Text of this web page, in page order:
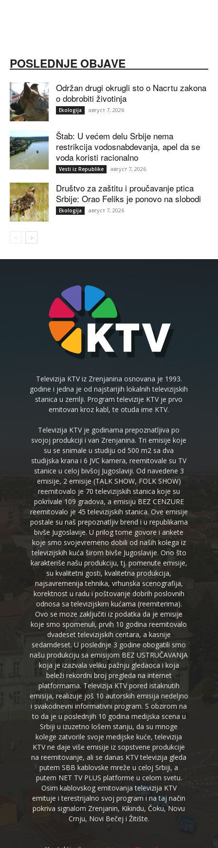
POSLEDNJE OBJAVE
Održan drugi okrugli sto o Nacrtu zakona
o dobrobiti životinja
Ekologija август 7, 2026
Štab: U većem delu Srbije nema
restrikcija vodosnabdevanja, apel da se
voda koristi racionalno
Vesti iz Republike август 7, 2026
Društvo za zaštitu i proučavanje ptica
Srbije: Orao Feliks je ponovo na slobodi
Ekologija август 7, 2026
Televizija KTV iz Zrenjanina osnovana je 1993.
godine i jedna je od najstarijih lokalnih televizijskih
stanica u zemlji. Program televizije KTV je prvo
emitovan kroz kabl, te otuda ime KTV.
Televizija KTV je godinama prepoznatljiva po
svojoj produkciji i van Zrenjanina. Tri emisije koje
su se snimale u studiju od 500 m2 sa dva
studijska krana i 6 JVC kamera, reemitovale su TV
stanice u celoj bivšoj Jugoslaviji. Od navedene 3
emisije, 2 emisije (TALK SHOW, FOLK SHOW)
reemitovalo je 70 televizijskih stanica koje su
pokrivale 109 gradova, a emisiju BEZ CENZURE
reemitovalo je 45 televizijskih stanica. Ove emisije
postale su naš prepoznatljiv brend i u republikama
bivše Jugoslavije. U prilog tome govore i ankete
koje smo svojevremeno dobili od naših kolega iz
televizijskih kuća širom bivše Jugoslavije. Ono što
karakteriše našu produkciju, tj. pomenute emisije,
su kvalitetni gosti, kvalitetna produkcija,
najsavremenija tehnika, vrhunska scenografija,
korektnost u radu i poštovanje dobrih poslovnih
odnosa sa televizijskim kućama (reemiterima).
Ovo se moze zaključiti iz podatka da je emisije
koje smo spomenuli, prvih 10 godina reemitovalo
dvadeset televizijskih centara, a kasnije
sedamdeset. U poslednje 3 godine obogatili smo
našu produkciju sa emisijom BEZ USTRUČAVANJA
koja je izazvala veliku pažnju gledaoca i koja
beleži rekordni broj pregleda na internet
platformama. Televizija KTV pored istaknutih
emisija, realizuje još 10 autorskih emisija nedeljno
i svakodnevni informativni program. S obzirom na
to da je u poslednjih 10 godina medijska scena u
Srbiji u izuzetno lošem stanju, da su mnoge
kolege zatvorile svoje medijske kuće, televizija
KTV ne daje više emisije iz sopstvene produkcije
na reemitovanje, ali se danas KTV televizija gleda
putem SBB kablovske mreže u celoj Srbiji, a
putem NET TV PLUS platforme u celom svetu.
Osim kablovskog emitovanja televizija KTV
emituje i terestrijalno svoj program i na taj način
pokriva signalom Zrenjanin, Kikindu, Čoku, Novu
Crnju, Novi Bečej i Žitište.